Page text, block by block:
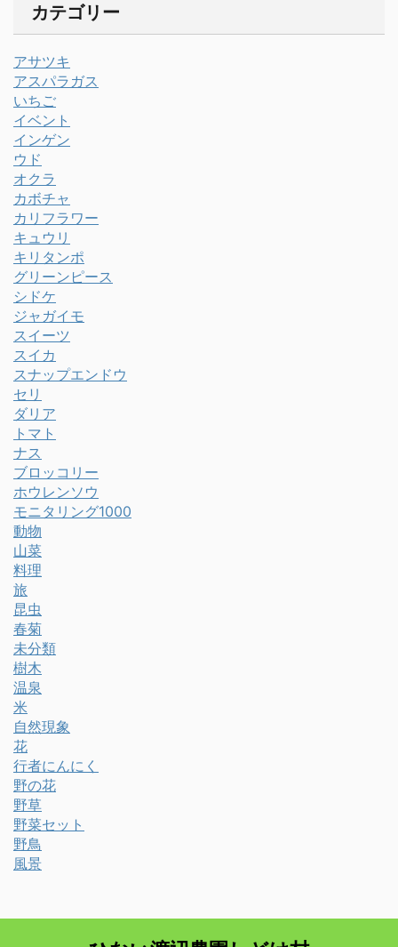
カテゴリー
アサツキ
アスパラガス
いちご
イベント
インゲン
ウド
オクラ
カボチャ
カリフラワー
キュウリ
キリタンポ
グリーンピース
シドケ
ジャガイモ
スイーツ
スイカ
スナップエンドウ
セリ
ダリア
トマト
ナス
ブロッコリー
ホウレンソウ
モニタリング1000
動物
山菜
料理
旅
昆虫
春菊
未分類
樹木
温泉
米
自然現象
花
行者にんにく
野の花
野草
野菜セット
野鳥
風景